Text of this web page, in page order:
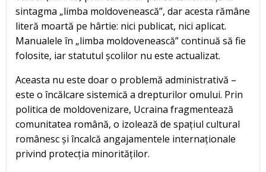
sintagma „limba moldovenească”, dar acesta rămâne
literă moartă pe hârtie: nici publicat, nici aplicat.
Manualele în „limba moldovenească” continuă să fie
folosite, iar statutul școlilor nu este actualizat.
Aceasta nu este doar o problemă administrativă –
este o încălcare sistemică a drepturilor omului. Prin
politica de moldovenizare, Ucraina fragmentează
comunitatea română, o izolează de spațiul cultural
românesc și încalcă angajamentele internaționale
privind protecția minorităților.